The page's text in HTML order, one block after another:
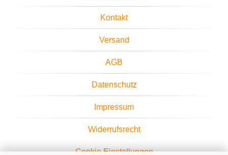
Kontakt
Versand
AGB
Datenschutz
Impressum
Widerrufsrecht
Cookie Einstellungen